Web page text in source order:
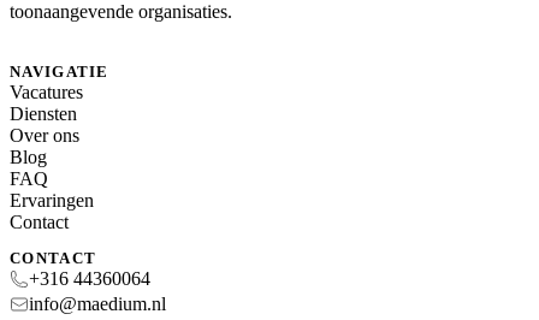
toonaangevende organisaties.
NAVIGATIE
Vacatures
Diensten
Over ons
Blog
FAQ
Ervaringen
Contact
CONTACT
+316 44360064
info@maedium.nl